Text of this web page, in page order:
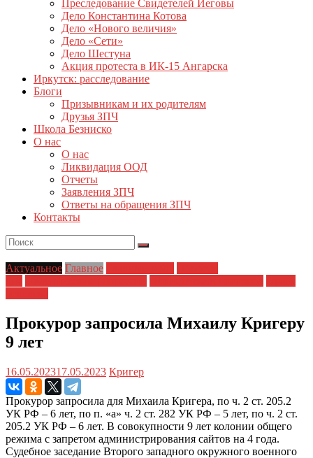
Преследование Свидетелей Иеговы
Дело Константина Котова
Дело «Нового величия»
Дело «Сети»
Дело Шестуна
Акция протеста в ИК-15 Ангарска
Иркутск: расследование
Блоги
Призывникам и их родителям
Друзья ЗПЧ
Школа Безниско
О нас
О нас
Ликвидация ООД
Отчеты
Заявления ЗПЧ
Ответы на обращения ЗПЧ
Контакты
Актуальное Главное
Прокурор запросила Михаилу Кригеру
9 лет
16.05.202317.05.2023 Кригер
Прокурор запросила для Михаила Кригера, по ч. 2 ст. 205.2
УК РФ – 6 лет, по п. «а» ч. 2 ст. 282 УК РФ – 5 лет, по ч. 2 ст.
205.2 УК РФ – 6 лет. В совокупности 9 лет колонии общего
режима с запретом администрирования сайтов на 4 года.
Судебное заседание Второго западного окружного военного